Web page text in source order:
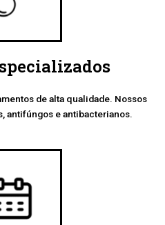
de alta qualidade. Nossos
antifúngos e antibacterianos.